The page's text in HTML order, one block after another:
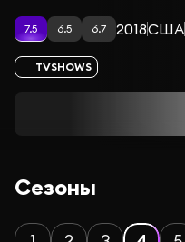
7.5 6.5 6.7 2018США
TVSHOWS
Сезоны